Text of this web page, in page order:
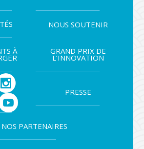
NOUS SOUTENIR
À GRAND PRIX DE
L’INNOVATION
PRESSE
NOS PARTENAIRES